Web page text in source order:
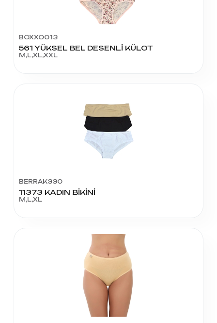
BOXXO013
561 YÜKSEL BEL DESENLİ KÜLOT
M,L,XL,XXL
BERRAK330
11373 KADIN BİKİNİ
M,L,XL